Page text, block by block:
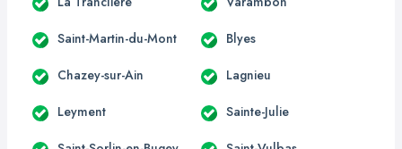
Saint-Martin-du-Mont Blyes
Chazey-sur-Ain Lagnieu
Leyment Sainte-Julie